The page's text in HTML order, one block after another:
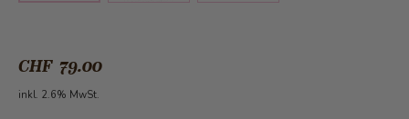
CHF 79.00
inkl. 2.6% MwSt.